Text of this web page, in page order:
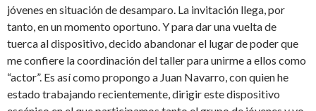
jóvenes en situación de desamparo. La invitación llega, por
tanto, en un momento oportuno. Y para dar una vuelta de
tuerca al dispositivo, decido abandonar el lugar de poder que
me confiere la coordinación del taller para unirme a ellos como
“actor”. Es así como propongo a Juan Navarro, con quien he
estado trabajando recientemente, dirigir este dispositivo